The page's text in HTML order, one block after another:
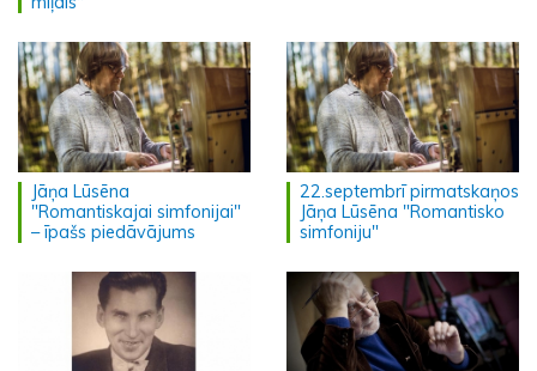
Jāņa Lūsēna
"Romantiskajai simfonijai"
– īpašs piedāvājums
22.septembrī pirmatskaņos
Jāņa Lūsēna "Romantisko
simfoniju"